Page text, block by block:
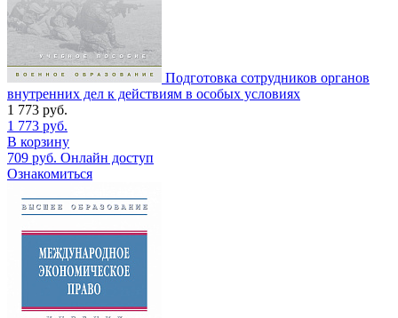
Подготовка сотрудников органов
внутренних дел к действиям в особых условиях
1 773 руб.
1 773 руб.
В корзину
709 руб. Онлайн доступ
Ознакомиться